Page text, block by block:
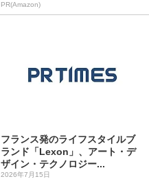
PR(Amazon)
フランス発のライフスタイルブ
ランド「Lexon」、アート・デ
ザイン・テクノロジー...
2026年7月15日